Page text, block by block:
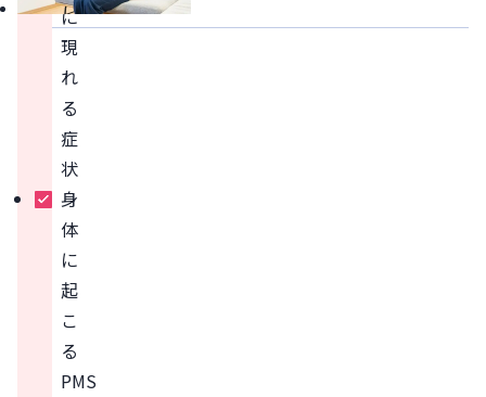
に
現
れ
る
症
状
身
体
に
起
こ
る
PMS